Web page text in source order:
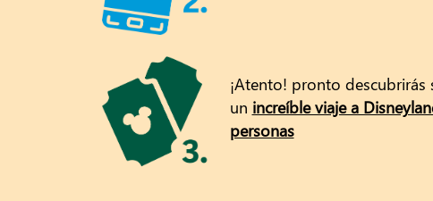
¡Atento! pronto descubrirás
un increíble viaje a
personas